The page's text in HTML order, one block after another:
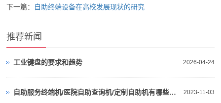
下一篇： 自助终端设备在高校发展现状的研究
推荐新闻
2026-04-24
工业键盘的要求和趋势
2023-11-03
自助服务终端机/医院自助查询机/定制自助机有哪些应用场所